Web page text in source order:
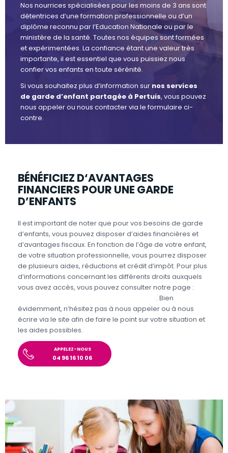
Nos nourrices spécialisées pour les moins de 3 ans sont
détentrices d’une formation professionnelle ou d’un
diplôme reconnu par l’Education Nationale ou par le
ministère de la santé. Toutes nos équipes sont formées
et expérimentées. La confiance étant une valeur très
importante, il est essentiel que vous puissiez nous
confier vos enfants en toute sérénité.
Si vous souhaitez plus d’information sur nos services
de garde d’enfant partagée à Pertuis, vous pouvez
nous appeler ou nous contacter via le formulaire ci-
contre.
BÉNÉFICIEZ D‘AVANTAGES
FINANCIERS POUR UNE GARDE
D’ENFANTS
Il est important de noter que pour vos besoins de garde
d’enfants, vous pouvez disposer d’aides financières et
d’avantages fiscaux. En fonction de l’âge de votre enfant,
de votre situation professionnelle, vous pourrez disposer
de plusieurs aides, réductions et crédit d’impôt. Pour plus
d’informations concernant les différents droits auxquels
vous avez accès, vous pouvez consulter notre page :
. Bien
évidemment, n’hésitez pas à nous appeler ou à nous
écrire via le site afin de faire le point sur votre situation et
les aides possibles.
APPELEZ-NOUS
04 96 16 10 06